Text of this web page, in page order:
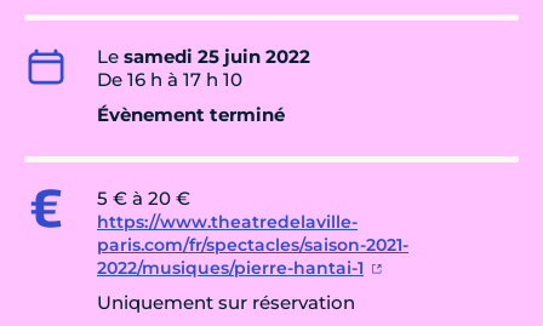
Le samedi 25 juin 2022
De 16 h à 17 h 10
Évènement terminé
5 € à 20 €
https://www.theatredelaville-
paris.com/fr/spectacles/saison-2021-
2022/musiques/pierre-hantai-1
Uniquement sur réservation